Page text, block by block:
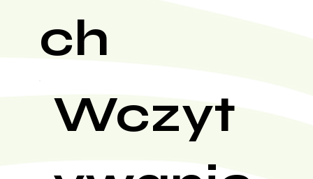
ch
Wczyt